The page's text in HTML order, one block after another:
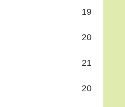
19
20
21
20